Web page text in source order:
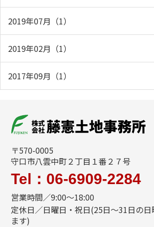
2019年07月（1）
2019年02月（1）
2017年09月（1）
〒570-0005
守口市八雲中町２丁目１番２７号
Tel：06-6909-2284
営業時間／9:00～18:00
定休日／日曜日・祝日(25日～31日の
ます)